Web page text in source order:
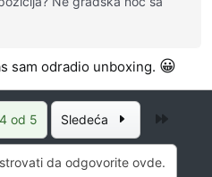
sam odradio unboxing. 😀
4 od 5 Sledeća
da odgovorite ovde.